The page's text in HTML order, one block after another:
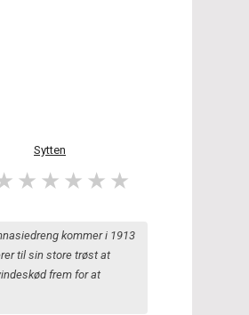
Sytten
kommer i 1913
til sin store trøst at
frem for at